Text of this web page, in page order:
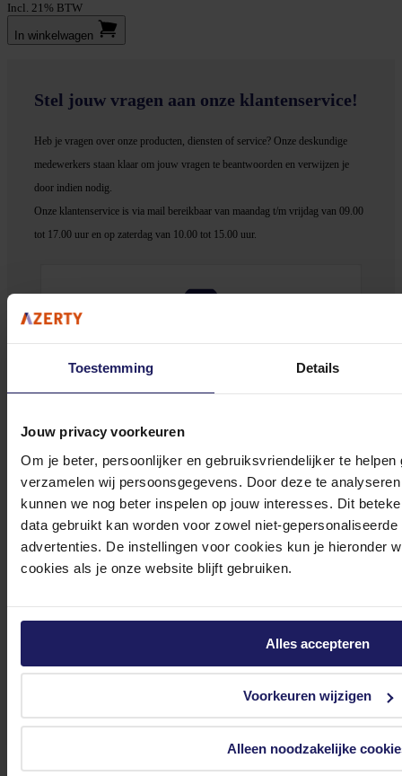
Toestemming Details
Jouw privacy voorkeuren
Om je beter, persoonlijker en gebruiksvriendelijker te
verzamelen wij persoonsgegevens. Door deze te
kunnen we nog beter inspelen op jouw interesses. Dit
data gebruikt kan worden voor zowel niet-
advertenties. De instellingen voor cookies kun je hieronder
cookies als je onze website blijft gebruiken.
Alles accepteren
Voorkeuren wijzigen
Alleen noodzakelijke
Incl. 21% BTW
In winkel­wagen
Stel jouw vragen aan onze klantenservice!
Heb je vragen over onze producten, diensten of service? Onze deskundige
medewerkers staan klaar om jouw vragen te beantwoorden en verwijzen je
door indien nodig.
Onze klantenservice is via mail bereikbaar van maandag t/m vrijdag van 09.00
tot 17.00 uur en op zaterdag van 10.00 tot 15.00 uur.
Bekijk onze veelgestelde vragen
0572 328 120
Klantenservice@azerty.nl
Meld je aan voor onze nieuwsbrief!
Ontvang als eerste de beste deals in je inbox